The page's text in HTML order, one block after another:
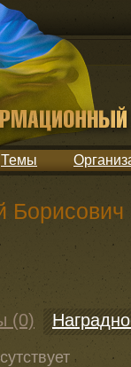
Темы
Борисович
(0)